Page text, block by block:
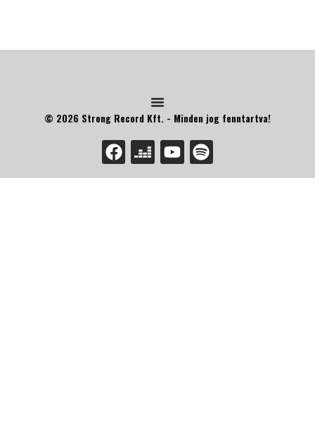
© 2026 Strong Record Kft. - Minden jog fenntartva!